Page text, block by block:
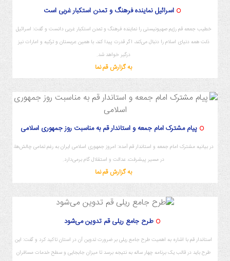
اسرائیل نماینده فرهنگ و تمدن استکبار غربی است
خطیب جمعه قم رژیم صهیونیستی را نماینده فرهنگ و تمدن استکبار غربی دانست و گفت: اسرائیل
ذلت همه دنیای اسلام را دنبال می‌کند، اگر قدرت پیدا کند، با همین عربستان و ترکیه و امارات نیز
درگیر خواهد شد.
به گزارش قم نما
پیام مشترک امام جمعه و استاندار قم به مناسبت روز جمهوری اسلامی
در بیانیه مشترک امام جمعه و استاندار قم آمده: امروز جمهوری اسلامی ایران به رغم تمامی چالش‌ها،
در مسیر پیشرفت، عدالت و استقلال گام برمی‌دارد.
به گزارش قم نما
1/12 17:57:36
طرح جامع ریلی قم تدوین می‌شود
استاندار قم با اشاره به اهمیت طرح جامع ریلی بر ضرورت تدوین آن در استان تاکید کرد و گفت: این
طرح باید در قالب یک برنامه چهار ساله به نتیجه برسد تا میزان جابجایی و سطح خدمات مسافران